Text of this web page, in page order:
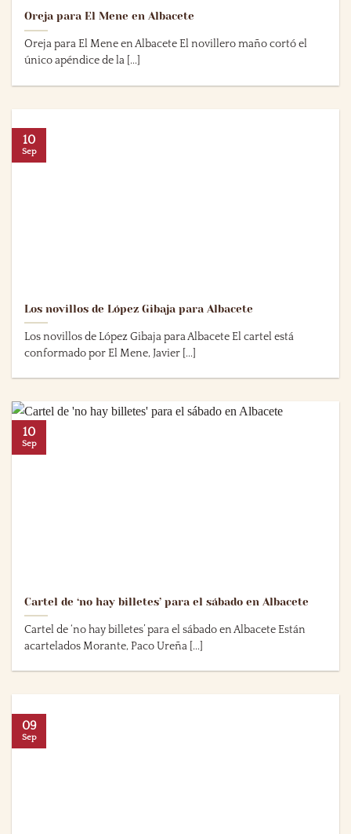
Oreja para El Mene en Albacete
Oreja para El Mene en Albacete El novillero maño cortó el
único apéndice de la [...]
Los novillos de López Gibaja para Albacete
Los novillos de López Gibaja para Albacete El cartel está
conformado por El Mene, Javier [...]
10
Sep
Cartel de ‘no hay billetes’ para el sábado en Albacete
Cartel de ‘no hay billetes’ para el sábado en Albacete Están
acartelados Morante, Paco Ureña [...]
10
Sep
09
Sep